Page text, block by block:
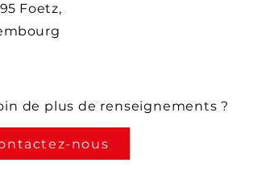
Foetz,
de plus de renseignements ?
nous